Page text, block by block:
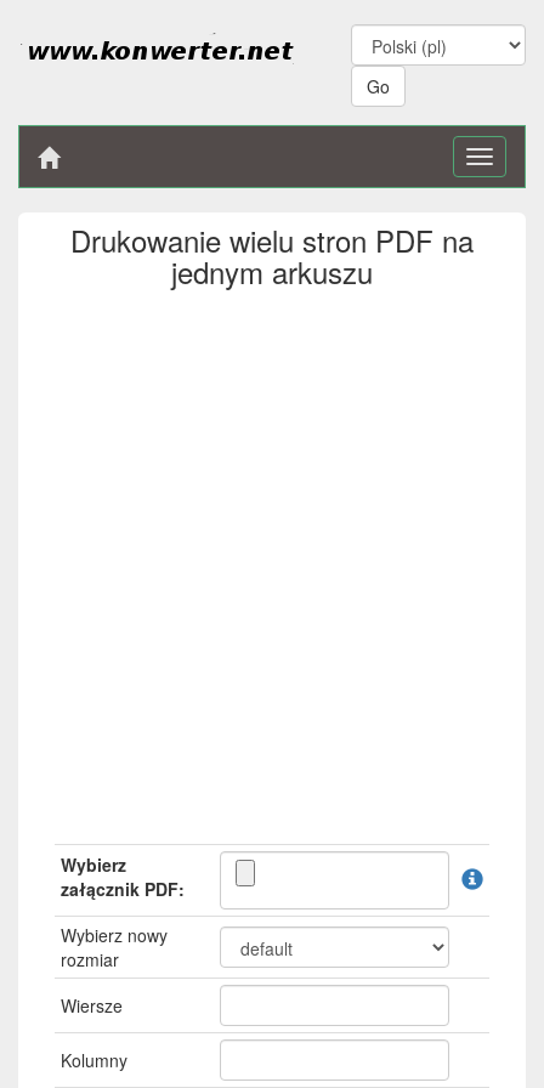
Toggle
Drukowanie wielu stron PDF na
jednym arkuszu
Wybierz
załącznik PDF:
Wybierz nowy
rozmiar
Wiersze
Kolumny